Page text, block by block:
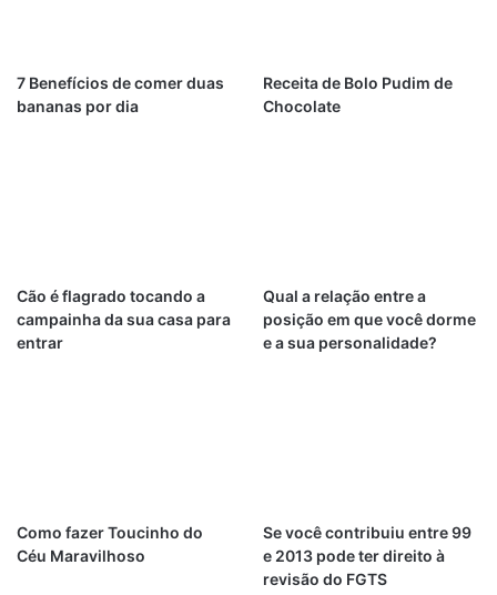
7 Benefícios de comer duas
bananas por dia
Receita de Bolo Pudim de
Chocolate
Cão é flagrado tocando a
campainha da sua casa para
entrar
Qual a relação entre a
posição em que você dorme
e a sua personalidade?
Como fazer Toucinho do
Céu Maravilhoso
Se você contribuiu entre 99
e 2013 pode ter direito à
revisão do FGTS